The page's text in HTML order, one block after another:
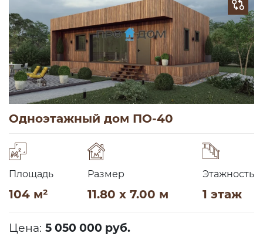
Одноэтажный дом ПО-40
Площадь
104 м²
Размер
11.80 x 7.00 м
Этажность
1 этаж
Цена: 5 050 000 руб.